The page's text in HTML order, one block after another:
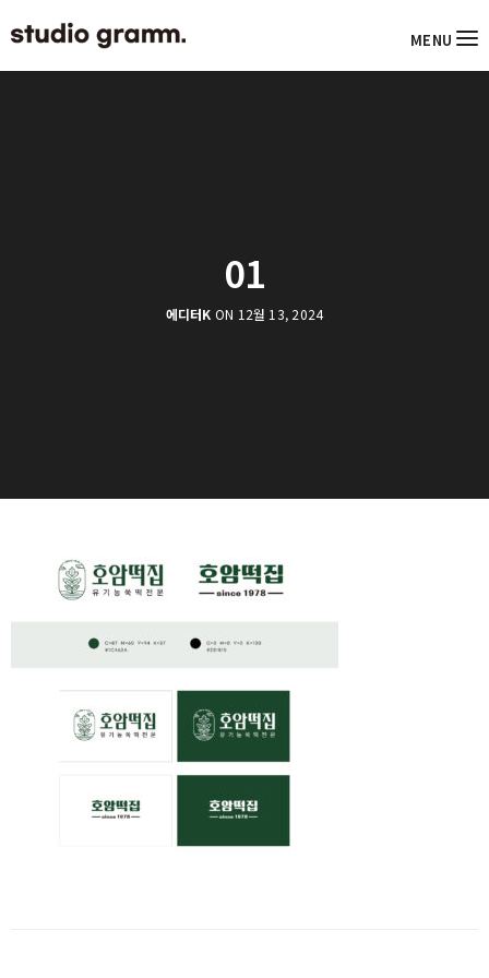
MENU
01
에디터K ON 12월 13, 2024